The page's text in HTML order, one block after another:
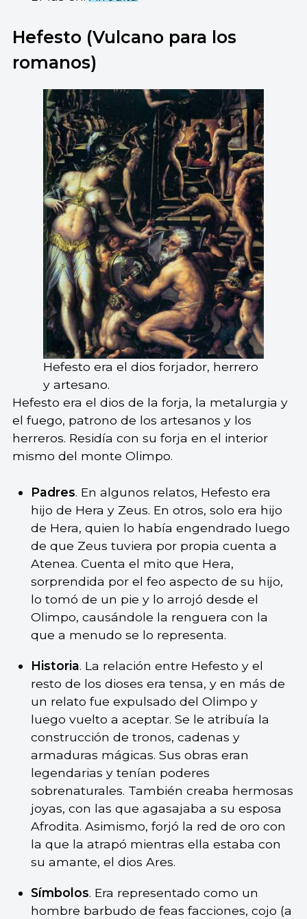
Hefesto (Vulcano para los
romanos)
Hefesto era el dios forjador, herrero
y artesano.
Hefesto era el dios de la forja, la metalurgia y
el fuego, patrono de los artesanos y los
herreros. Residía con su forja en el interior
mismo del monte Olimpo.
Padres. En algunos relatos, Hefesto era
hijo de Hera y Zeus. En otros, solo era hijo
de Hera, quien lo había engendrado luego
de que Zeus tuviera por propia cuenta a
Atenea. Cuenta el mito que Hera,
sorprendida por el feo aspecto de su hijo,
lo tomó de un pie y lo arrojó desde el
Olimpo, causándole la renguera con la
que a menudo se lo representa.
Historia. La relación entre Hefesto y el
resto de los dioses era tensa, y en más de
un relato fue expulsado del Olimpo y
luego vuelto a aceptar. Se le atribuía la
construcción de tronos, cadenas y
armaduras mágicas. Sus obras eran
legendarias y tenían poderes
sobrenaturales. También creaba hermosas
joyas, con las que agasajaba a su esposa
Afrodita. Asimismo, forjó la red de oro con
la que la atrapó mientras ella estaba con
su amante, el dios Ares.
Símbolos. Era representado como un
hombre barbudo de feas facciones, cojo (a